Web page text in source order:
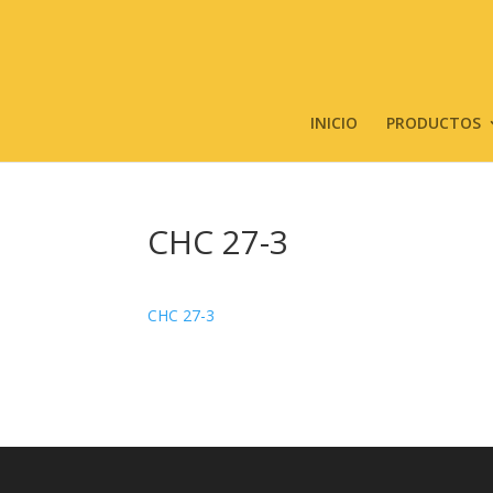
INICIO PRODUCTOS
CHC 27-3
CHC 27-3